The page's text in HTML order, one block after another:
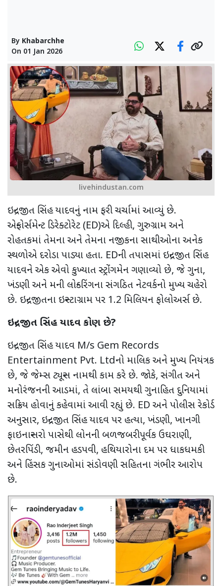
By Khabarchhe
On 01 Jan 2026
livehindustan.com
ઇન્દ્રજીત સિંહ યાદવનું નામ ફરી ચર્ચામાં આવ્યું છે.
એન્ફોર્સમેન્ટ ડિરેક્ટોરેટ (ED)એ દિલ્હી, ગુરુગ્રામ અને
રોહતકમાં તેમના અને તેમના નજીકના સાથીઓના અનેક
સ્થળોએ દરોડા પાડ્યા હતા. EDની તપાસમાં ઇન્દ્રજીત સિંહ
યાદવને એક એવો કુખ્યાત સ્ટ્રોંગમેન ગણાવ્યો છે, જે ગુના,
ખંડણી અને મની લોન્ડરિંગના સંગઠિત નેટવર્કનો મુખ્ય ચહેરો
છે. ઇન્દ્રજીતના ઇન્સ્ટાગ્રામ પર 1.2 મિલિયન ફોલોઅર્સ છે.
ઇન્દ્રજીત સિંહ યાદવ કોણ છે?
ઇન્દ્રજીત સિંહ યાદવ M/s Gem Records
Entertainment Pvt. Ltdનો માલિક અને મુખ્ય નિયંત્રક
છે, જે જેમ્સ ટ્યૂન્સ નામથી કામ કરે છે. જોકે, સંગીત અને
મનોરંજનની આડમાં, તે લાંબા સમયથી ગુનાહિત દુનિયામાં
સક્રિય હોવાનું કહેવામાં આવી રહ્યું છે. ED અને પોલીસ રેકોર્ડ
અનુસાર, ઇન્દ્રજીત સિંહ યાદવ પર હત્યા, ખંડણી, ખાનગી
ફાઇનાન્સરો પાસેથી લોનની બળજબરીપૂર્વક ઉઘરાણી,
છેતરપિંડી, જમીન હડપવી, હથિયારોના દમ પર ધાકધમકી
અને હિંસક ગુનાઓમાં સંડોવણી સહિતના ગંભીર આરોપ
છે.